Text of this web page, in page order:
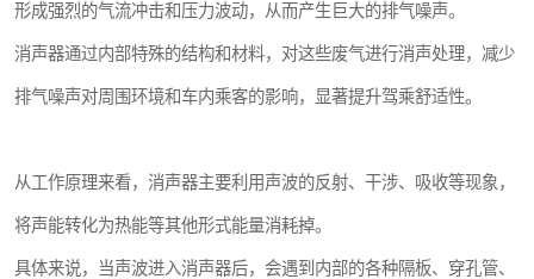
形成强烈的气流冲击和压力波动，从而产生巨大的排气噪声。
消声器通过内部特殊的结构和材料，对这些废气进行消声处理，减少
排气噪声对周围环境和车内乘客的影响，显著提升驾乘舒适性。
从工作原理来看，消声器主要利用声波的反射、干涉、吸收等现象，
将声能转化为热能等其他形式能量消耗掉。
具体来说，当声波进入消声器后，会遇到内部的各种隔板、穿孔管、